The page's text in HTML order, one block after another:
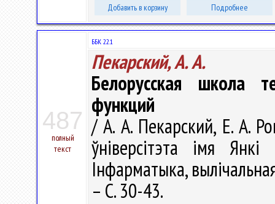
Добавить в корзину Подробнее
487
полный
текст
ББК 22.1
Пекарский, А. А.
Белорусская школа
функций
/ А. А. Пекарский, Е. А.
ўніверсітэта імя
Інфарматыка,
– С. 30-43.